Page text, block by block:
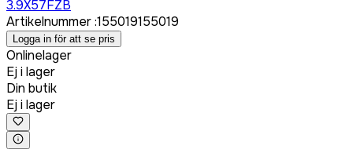
3.9X57FZB
Artikelnummer:155019155019
Logga in för att se pris
Onlinelager
Ej i lager
Din butik
Ej i lager